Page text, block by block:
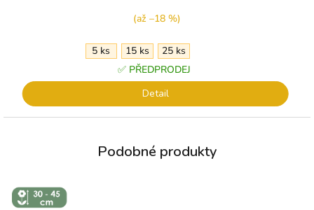
(až –18 %)
5 ks 15 ks
25 ks
✅ PŘEDPRODEJ
Detail
↕️ VÝŠKA 30
- 45 CM